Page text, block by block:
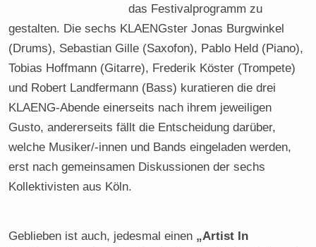
das Festivalprogramm zu
gestalten. Die sechs KLAENGster Jonas Burgwinkel
(Drums), Sebastian Gille (Saxofon), Pablo Held (Piano),
Tobias Hoffmann (Gitarre), Frederik Köster (Trompete)
und Robert Landfermann (Bass) kuratieren die drei
KLAENG-Abende einerseits nach ihrem jeweiligen
Gusto, andererseits fällt die Entscheidung darüber,
welche Musiker/-innen und Bands eingeladen werden,
erst nach gemeinsamen Diskussionen der sechs
Kollektivisten aus Köln.
Geblieben ist auch, jedesmal einen „Artist In